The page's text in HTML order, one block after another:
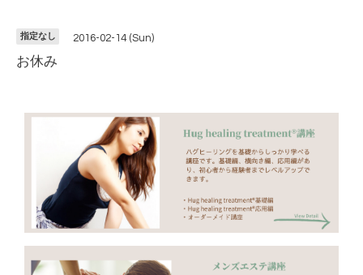
指定なし 2016-02-14 (Sun)
お休み